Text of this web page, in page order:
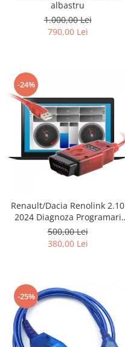
albastru
1.000,00 Lei
790,00 Lei
-24%
Renault/Dacia Renolink 2.10
2024 Diagnoza Programari
Chei UCH
500,00 Lei
380,00 Lei
-25%